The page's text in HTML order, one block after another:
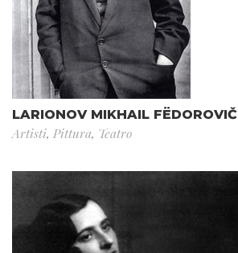
LARIONOV MIKHAIL FËDOROVIČ
Artisti, Pittura, Teatro